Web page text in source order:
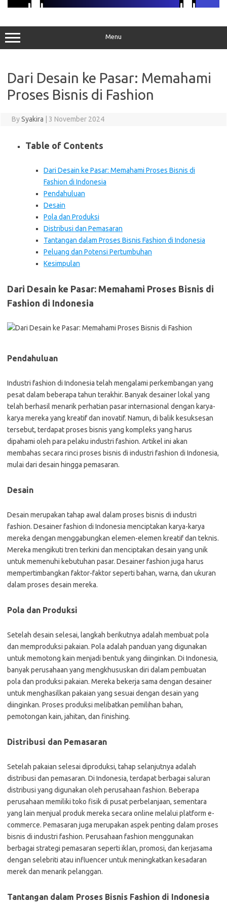
Menu
Dari Desain ke Pasar: Memahami
Proses Bisnis di Fashion
BySyakira 3 November 2024
Table of Contents
Dari Desain ke Pasar: Memahami Proses Bisnis di
Fashion di Indonesia
Pendahuluan
Desain
Pola dan Produksi
Distribusi dan Pemasaran
Tantangan dalam Proses Bisnis Fashion di Indonesia
Peluang dan Potensi Pertumbuhan
Kesimpulan
Dari Desain ke Pasar: Memahami Proses Bisnis di
Fashion di Indonesia
Pendahuluan
Industri fashion di Indonesia telah mengalami perkembangan yang
pesat dalam beberapa tahun terakhir. Banyak desainer lokal yang
telah berhasil menarik perhatian pasar internasional dengan karya-
karya mereka yang kreatif dan inovatif. Namun, di balik kesuksesan
tersebut, terdapat proses bisnis yang kompleks yang harus
dipahami oleh para pelaku industri fashion. Artikel ini akan
membahas secara rinci proses bisnis di industri fashion di Indonesia,
mulai dari desain hingga pemasaran.
Desain
Desain merupakan tahap awal dalam proses bisnis di industri
fashion. Desainer fashion di Indonesia menciptakan karya-karya
mereka dengan menggabungkan elemen-elemen kreatif dan teknis.
Mereka mengikuti tren terkini dan menciptakan desain yang unik
untuk memenuhi kebutuhan pasar. Desainer fashion juga harus
mempertimbangkan faktor-faktor seperti bahan, warna, dan ukuran
dalam proses desain mereka.
Pola dan Produksi
Setelah desain selesai, langkah berikutnya adalah membuat pola
dan memproduksi pakaian. Pola adalah panduan yang digunakan
untuk memotong kain menjadi bentuk yang diinginkan. Di Indonesia,
banyak perusahaan yang mengkhususkan diri dalam pembuatan
pola dan produksi pakaian. Mereka bekerja sama dengan desainer
untuk menghasilkan pakaian yang sesuai dengan desain yang
diinginkan. Proses produksi melibatkan pemilihan bahan,
pemotongan kain, jahitan, dan finishing.
Distribusi dan Pemasaran
Setelah pakaian selesai diproduksi, tahap selanjutnya adalah
distribusi dan pemasaran. Di Indonesia, terdapat berbagai saluran
distribusi yang digunakan oleh perusahaan fashion. Beberapa
perusahaan memiliki toko fisik di pusat perbelanjaan, sementara
yang lain menjual produk mereka secara online melalui platform e-
commerce. Pemasaran juga merupakan aspek penting dalam proses
bisnis di industri fashion. Perusahaan fashion menggunakan
berbagai strategi pemasaran seperti iklan, promosi, dan kerjasama
dengan selebriti atau influencer untuk meningkatkan kesadaran
merek dan menarik pelanggan.
Tantangan dalam Proses Bisnis Fashion di Indonesia